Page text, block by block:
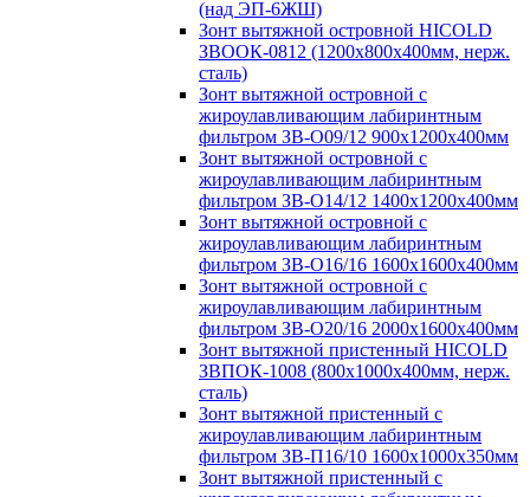
(над ЭП-6ЖШ)
Зонт вытяжной островной HICOLD
ЗВООК-0812 (1200х800x400мм, нерж.
сталь)
Зонт вытяжной островной с
жироулавливающим лабиринтным
фильтром ЗВ-О09/12 900х1200х400мм
Зонт вытяжной островной с
жироулавливающим лабиринтным
фильтром ЗВ-О14/12 1400х1200х400мм
Зонт вытяжной островной с
жироулавливающим лабиринтным
фильтром ЗВ-О16/16 1600х1600х400мм
Зонт вытяжной островной с
жироулавливающим лабиринтным
фильтром ЗВ-О20/16 2000х1600х400мм
Зонт вытяжной пристенный HICOLD
ЗВПОК-1008 (800х1000х400мм, нерж.
сталь)
Зонт вытяжной пристенный с
жироулавливающим лабиринтным
фильтром ЗВ-П16/10 1600х1000х350мм
Зонт вытяжной пристенный с